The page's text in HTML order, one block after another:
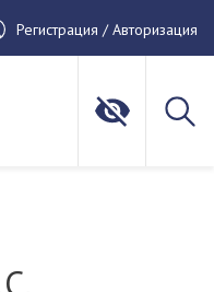
Регистрация / Авторизация